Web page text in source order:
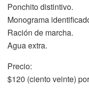
Ponchito distintivo.
Monograma
Ración de marcha.
Agua extra.
Precio:
$120 (ciento veinte)